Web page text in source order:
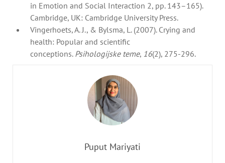
in Emotion and Social Interaction 2, pp. 143–165).
Cambridge, UK: Cambridge University Press.
Vingerhoets, A. J., & Bylsma, L. (2007). Crying and
health: Popular and scientific
conceptions. Psihologijske teme, 16(2), 275-296.
Puput Mariyati